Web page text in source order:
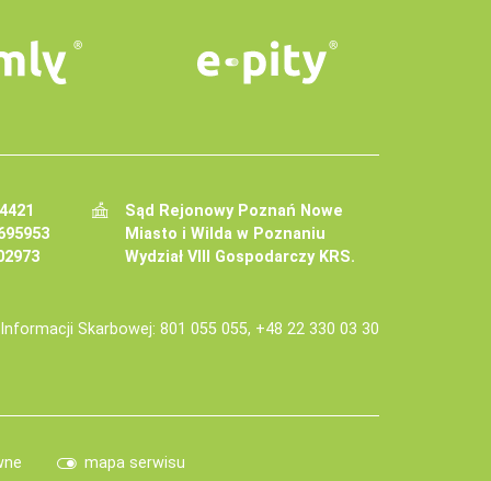
Sąd Rejonowy Poznań Nowe
Miasto i Wilda w Poznaniu
Wydział VIII Gospodarczy KRS.
Skarbowej: 801 055 055, +48 22 330 03 30
mapa serwisu